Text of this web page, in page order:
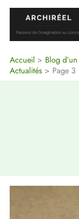
Aller
contenu
Accueil
Blog
Actualités
Page 3